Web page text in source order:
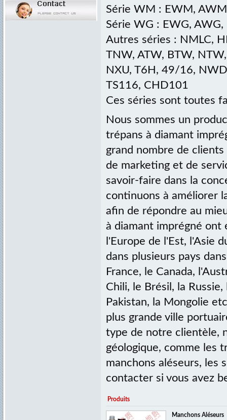
Série WM : EWM,
Série WG : EWG,
Autres séries : NMLC,
TNW, ATW, BTW,
NXU, T6H, 49/16,
TS116, CHD101
Ces séries sont toutes
Nous sommes un
trépans à diamant
grand nombre de
de marketing et de
savoir-faire dans la
continuons à améliorer
afin de répondre au
à diamant imprégné ont
l'Europe de l'Est, l'Asie
dans plusieurs pays
France, le Canada,
Chili, le Brésil, la
Pakistan, la Mongolie
plus grande ville
type de notre clientèle,
géologique, comme les
manchons aléseurs, les
contacter si vous avez
Produits
Manchons Aléseurs